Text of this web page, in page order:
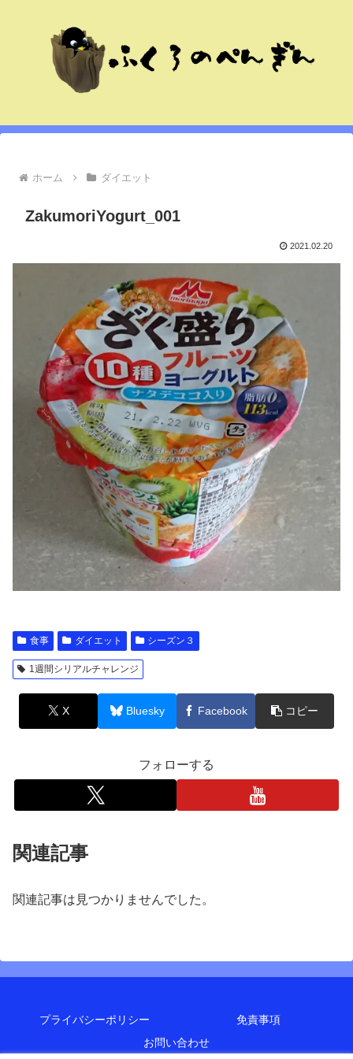
ホーム ダイエット
ZakumoriYogurt_001
2021.02.20
食事 ダイエット シーズン３
1週間シリアルチャレンジ
X Bluesky Facebook コピー
フォローする
関連記事
関連記事は見つかりませんでした。
プライバシーポリシー
免責事項
お問い合わせ